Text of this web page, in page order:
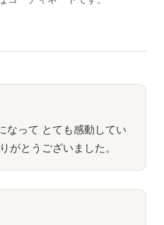
なって とても感動してい
がとうございました。